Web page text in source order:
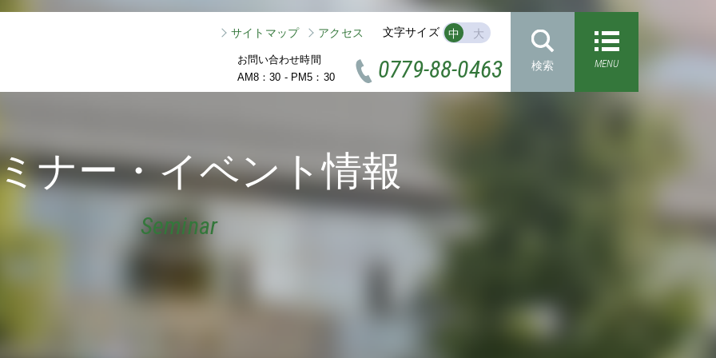
サイトマップ アクセス 文字サイズ 中 大
お問い合わせ時間
AM8：30 - PM5：30
0779-88-0463 検索 MENU
ナー・イベント情報
Seminar